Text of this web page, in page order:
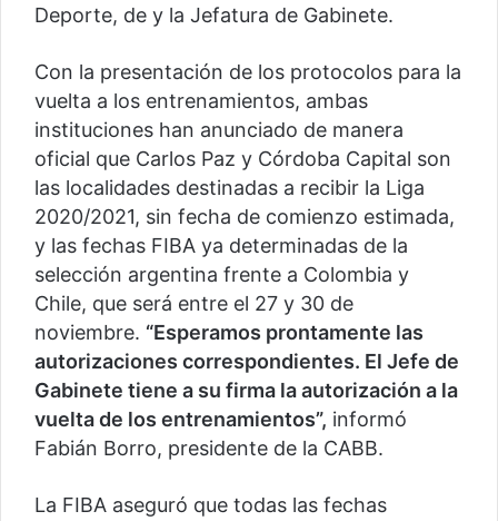
Deporte, de y la Jefatura de Gabinete.
Con la presentación de los protocolos para la
vuelta a los entrenamientos, ambas
instituciones han anunciado de manera
oficial que Carlos Paz y Córdoba Capital son
las localidades destinadas a recibir la Liga
2020/2021, sin fecha de comienzo estimada,
y las fechas FIBA ya determinadas de la
selección argentina frente a Colombia y
Chile, que será entre el 27 y 30 de
noviembre. “Esperamos prontamente las
autorizaciones correspondientes. El Jefe de
Gabinete tiene a su firma la autorización a la
vuelta de los entrenamientos”, informó
Fabián Borro, presidente de la CABB.
La FIBA aseguró que todas las fechas